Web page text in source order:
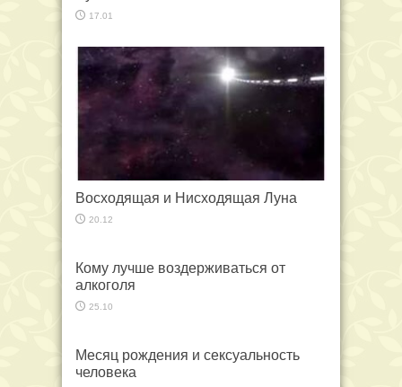
17.01
Восходящая и Нисходящая Луна
20.12
Кому лучше воздерживаться от
алкоголя
25.10
Месяц рождения и сексуальность
человека